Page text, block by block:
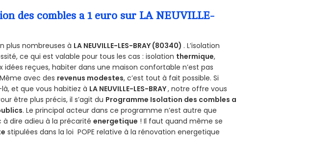
des combles a 1 euro sur LA NEUVILLE-
plus nombreuses à LA NEUVILLE-LES-BRAY (80340) . L’isolation
ce qui est valable pour tous les cas : isolation thermique,
reçues, habiter dans une maison confortable n’est pas
avec des revenus modestes, c’est tout à fait possible. Si
et que vous habitiez à LA NEUVILLE-LES-BRAY, notre offre vous
être plus précis, il s’agit du Programme Isolation des combles a
. Le principal acteur dans ce programme n’est autre que
à dire adieu à la précaritéenergetique ! Il faut quand même se
stipulées dans la loi POPE relative à la rénovation energetique